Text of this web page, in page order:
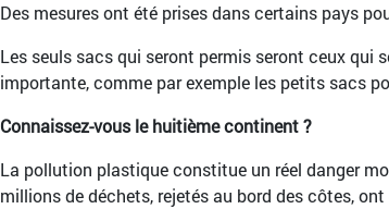
Des mesures ont été prises dans certains pays
Les seuls sacs qui seront permis seront ceux qui
importante, comme par exemple les petits sacs
Connaissez-vous le huitième continent ?
La pollution plastique constitue un réel danger
millions de déchets, rejetés au bord des côtes,